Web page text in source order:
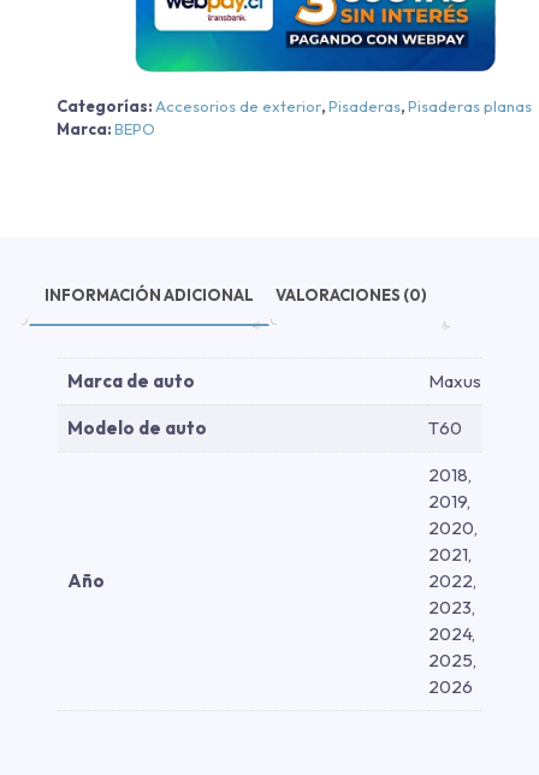
Categorías:Accesorios de exterior,Pisaderas,Pisaderas planas
Marca:BEPO
INFORMACIÓN ADICIONAL VALORACIONES (0)
Marca de auto Maxus
Modelo de auto T60
Año
2018,
2019,
2020,
2021,
2022,
2023,
2024,
2025,
2026